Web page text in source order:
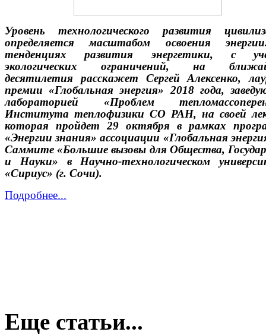
Уровень технологического развития
определяется масштабом освоения
тенденциях развития энергетики, с
экологических ограничений, на
десятилетия расскажет Сергей Алексенко,
премии «Глобальная энергия» 2018 года,
лабораторией «Проблем
Института теплофизики СО РАН, на своей
которая пройдет 29 октября в рамках
«Энергии знания» ассоциации «Глобальная
Саммитe «Большие вызовы для Общества,
и Науки» в Научно-технологическом
«Сириус» (г. Сочи).
Подробнее...
Еще статьи...